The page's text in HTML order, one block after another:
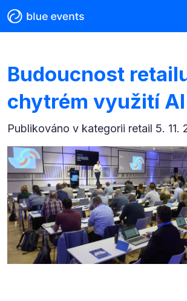
Budoucnost
chytrém využití AI
Publikováno v kategorii retail 5. 11.